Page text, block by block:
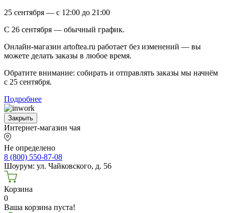
25 сентября — с 12:00 до 21:00
С 26 сентября — обычный график.
Онлайн-магазин artoftea.ru работает без изменений — вы
можете делать заказы в любое время.
Обратите внимание: собирать и отправлять заказы мы начнём
с 25 сентября.
Подробнее
Закрыть
Интернет-магазин чая
Не определено
8 (800) 550-87-08
Шоурум: ул. Чайковского, д. 56
Корзина
0
Ваша корзина пуста!